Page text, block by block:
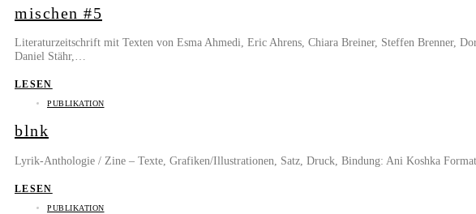
mischen #5
Literaturzeitschrift mit Texten von Esma Ahmedi, Eric Ahrens, Chiara Breiner, Steffen Brenner,
Daniel Stähr,…
LESEN
PUBLIKATION
blnk
Lyrik-Anthologie / Zine – Texte, Grafiken/Illustrationen, Satz, Druck, Bindung: Ani Koshka
LESEN
PUBLIKATION